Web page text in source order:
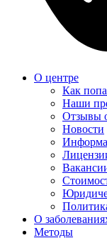
О центре
Как
Наши
Отзывы
Новости
О
Методы